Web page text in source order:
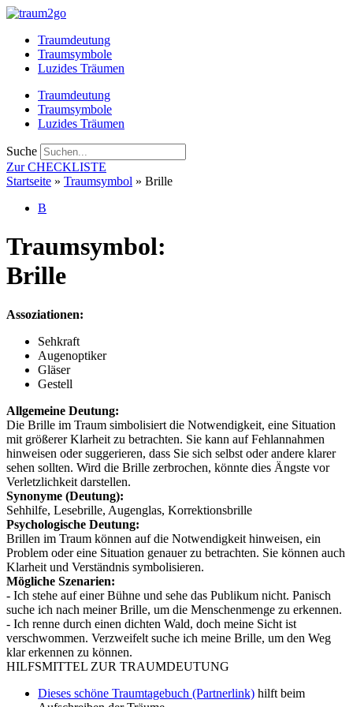
Zum
springenTraumdeutung
Traumsymbole
Luzides Träumen
Traumdeutung
Traumsymbole
Luzides Träumen
Suche
Zur CHECKLISTE
Startseite » Traumsymbol » Brille
B
Traumsymbol:
Brille
Assoziationen:
Sehkraft
Augenoptiker
Gläser
Gestell
Allgemeine Deutung:
Die Brille im Traum simbolisiert die Notwendigkeit, eine Situation
mit größerer Klarheit zu betrachten. Sie kann auf Fehlannahmen
hinweisen oder suggerieren, dass Sie sich selbst oder andere klarer
sehen sollten. Wird die Brille zerbrochen, könnte dies Ängste vor
Verletzlichkeit darstellen.
Synonyme (Deutung):
Sehhilfe, Lesebrille, Augenglas, Korrektionsbrille
Psychologische Deutung:
Brillen im Traum können auf die Notwendigkeit hinweisen, ein
Problem oder eine Situation genauer zu betrachten. Sie können auch
Klarheit und Verständnis symbolisieren.
Mögliche Szenarien:
- Ich stehe auf einer Bühne und sehe das Publikum nicht. Panisch
suche ich nach meiner Brille, um die Menschenmenge zu erkennen.
- Ich renne durch einen dichten Wald, doch meine Sicht ist
verschwommen. Verzweifelt suche ich meine Brille, um den Weg
klar erkennen zu können.
HILFSMITTEL ZUR TRAUMDEUTUNG
Dieses schöne Traumtagebuch (Partnerlink) hilft beim